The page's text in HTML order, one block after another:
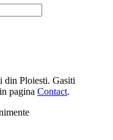
din Ploiesti. Gasiti
pagina Contact.